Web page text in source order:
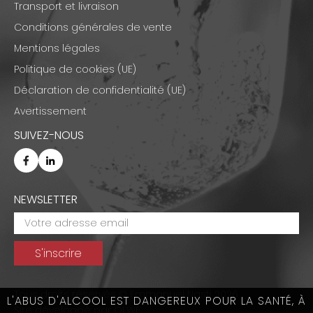
L'ABUS D'ALCOOL EST DANGEREUX POUR LA SANTÉ, À
Transport et livraison
Conditions générales de vente
Mentions légales
Politique de cookies (UE)
Déclaration de confidentialité (UE)
Avertissement
SUIVEZ-NOUS
NEWSLETTER
Tous droits réservés © Emmanuel Nasti 2026